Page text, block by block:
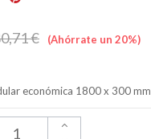
€ Ahórrate un 20%
económica 1800 x 300 mm